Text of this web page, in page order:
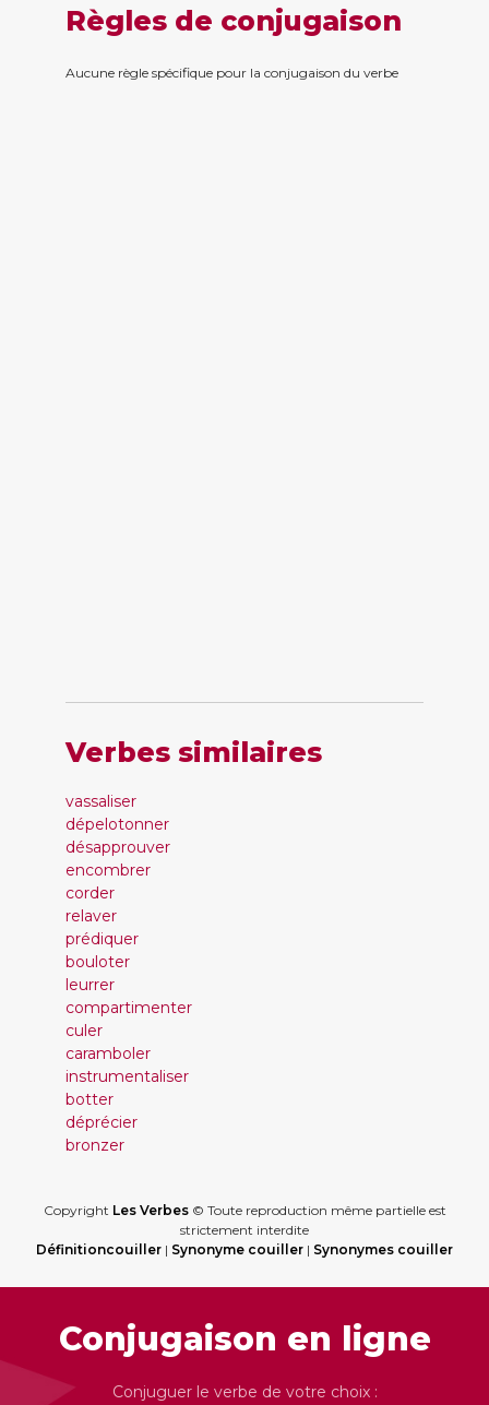
Règles de conjugaison
Aucune règle spécifique pour la conjugaison du verbe
Verbes similaires
vassaliser
dépelotonner
désapprouver
encombrer
corder
relaver
prédiquer
bouloter
leurrer
compartimenter
culer
caramboler
instrumentaliser
botter
déprécier
bronzer
Copyright Les Verbes© Toute reproduction même partielle est
strictement interdite
Définitioncouiller | Synonyme couiller | Synonymes couiller
Conjugaison en ligne
Conjuguer le verbe de votre choix :